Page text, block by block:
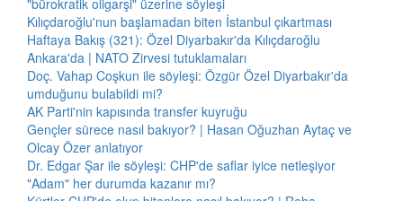
"bürokratik oligarşi" üzerine söyleşi
Kılıçdaroğlu'nun başlamadan biten İstanbul çıkartması
Haftaya Bakış (321): Özel Diyarbakır'da Kılıçdaroğlu
Ankara'da | NATO Zirvesi tutuklamaları
Doç. Vahap Coşkun ile söyleşi: Özgür Özel Diyarbakır'da
umduğunu bulabildi mi?
AK Parti'nin kapısında transfer kuyruğu
Gençler sürece nasıl bakıyor? | Hasan Oğuzhan Aytaç ve
Olcay Özer anlatıyor
Dr. Edgar Şar ile söyleşi: CHP'de saflar iyice netleşiyor
"Adam" her durumda kazanır mı?